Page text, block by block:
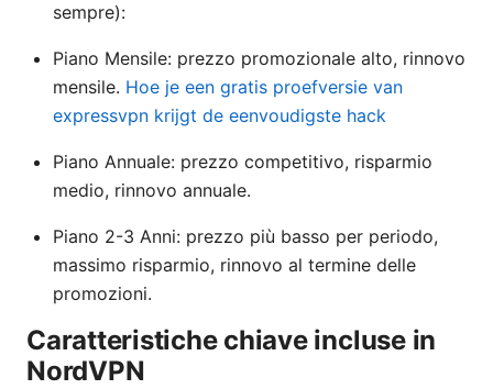
sempre):
Piano Mensile: prezzo promozionale alto, rinnovo
mensile. Hoe je een gratis proefversie van
expressvpn krijgt de eenvoudigste hack
Piano Annuale: prezzo competitivo, risparmio
medio, rinnovo annuale.
Piano 2-3 Anni: prezzo più basso per periodo,
massimo risparmio, rinnovo al termine delle
promozioni.
Caratteristiche chiave incluse in
NordVPN